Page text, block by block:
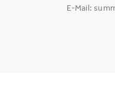
E-Mail: